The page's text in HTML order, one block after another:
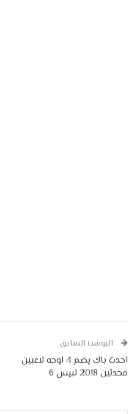
البوست السابق
احدث باك يضم 4 اوجه لاعبين
محدثين 2018 لبيس 6